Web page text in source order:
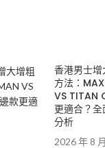
香港男士增
方法：
VS TITAN
更適合？
分析
2026 年 8